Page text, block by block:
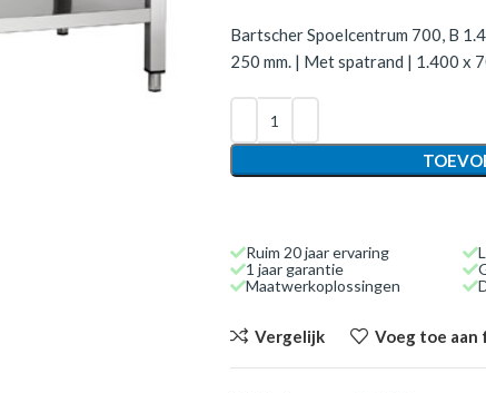
Bartscher Spoelcentrum 700, B
250 mm. | Met spatrand | 1.400 x
Ruim 20 jaar ervaring
1 jaar garantie
Maatwerkoplossingen
Vergelijk Voeg toe